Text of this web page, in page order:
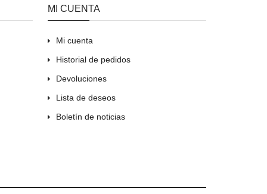
MI CUENTA
Mi cuenta
Historial de pedidos
Devoluciones
Lista de deseos
Boletín de noticias